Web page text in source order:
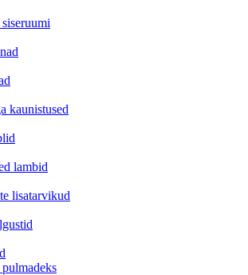
kaunistused
lambid
lisatarvikud